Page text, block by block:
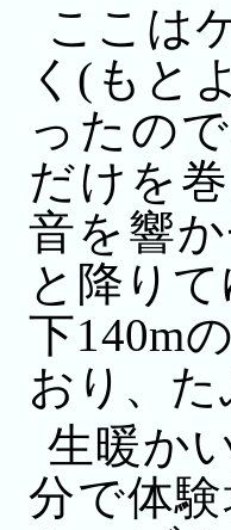
ここは
く(もと
ったの
だけを
音を響
と降り
下140m
おり、
生暖か
分で体